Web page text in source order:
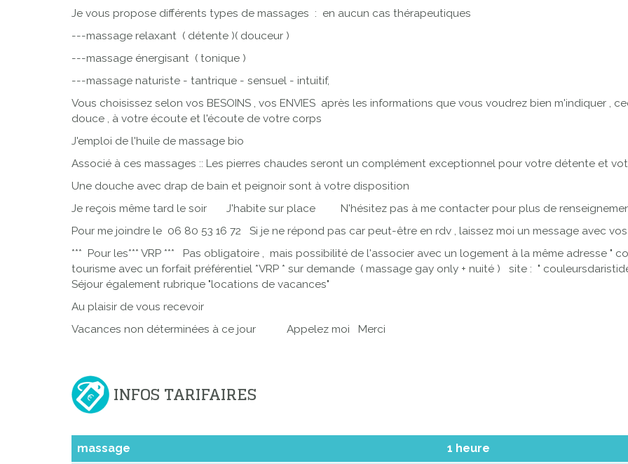
Je vous propose différents types de massages : en aucun cas thérapeutiques
---massage relaxant ( détente )( douceur )
---massage énergisant ( tonique )
---massage naturiste - tantrique - sensuel - intuitif,
Vous choisissez selon vos BESOINS , vos ENVIES après les informations que vous voudrez bien m'indiquer ,
douce , à votre écoute et l'écoute de votre corps
J'emploi de l'huile de massage bio
Associé à ces massages :: Les pierres chaudes seront un complément exceptionnel pour votre détente et
Une douche avec drap de bain et peignoir sont à votre disposition
Je reçois même tard le soir J'habite sur place N'hésitez pas à me contacter pour plus de
Pour me joindre le 06 80 53 16 72 Si je ne répond pas car peut-être en rdv , laissez moi un message avec
*** Pour les*** VRP *** Pas obligatoire , mais possibilité de l'associer avec un logement à la même adresse "
tourisme avec un forfait préférentiel *VRP * sur demande ( massage gay only + nuité ) site : "
Séjour également rubrique "locations de vacances"
Au plaisir de vous recevoir
Vacances non déterminées à ce jour Appelez moi Merci
INFOS TARIFAIRES
massage 1 heure